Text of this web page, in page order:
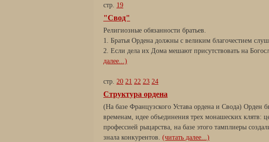
стр. 19
"Свод"
Религиозные обязанности братьев.
1. Братья Ордена должны с великим благочестием
2. Если дела их Дома мешают присутствовать на
далее...)
стр. 20 21 22 23 24
Структура ордена
(На базе Французского Устава ордена и Свода) Орден
временам, идее объединения трех монашеских клятв:
профессией рыцарства, на базе этого тамплиеры
знала конкурентов. (читать далее...)